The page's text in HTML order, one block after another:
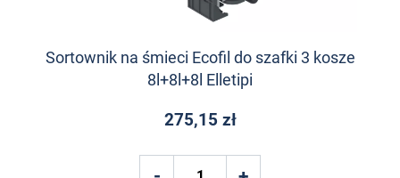
Sortownik na śmieci Ecofil do szafki 3 kosze
8l+8l+8l Elletipi
275,15 zł